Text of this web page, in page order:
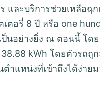
และบริการช่วยเหลือฉุ
อรี่ 8 ปี หรือ one
นอย่างยิ่ง ณ ตอนนี้ โด
kWh โดยตัวรถถูก
ำแหน่งที่เข้าถึงได้ง่าย